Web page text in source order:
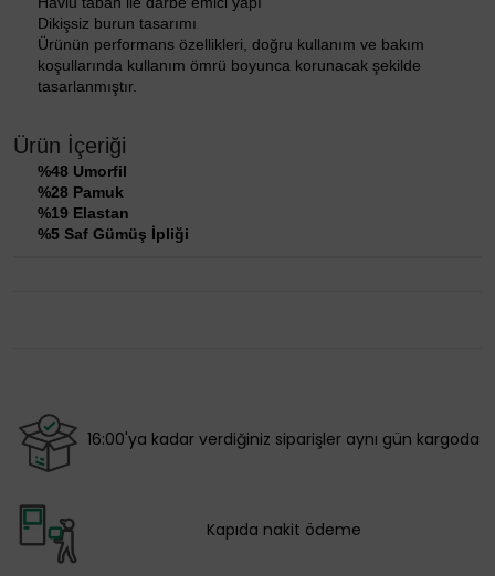
Dikişsiz burun tasarımı
Ürünün performans özellikleri, doğru kullanım ve bakım
koşullarında kullanım ömrü boyunca korunacak şekilde
tasarlanmıştır.
Ürün İçeriği
%48 Umorfil
%28 Pamuk
%19 Elastan
%5 Saf Gümüş İpliği
16:00'ya kadar verdiğiniz siparişler aynı gün kargoda
Kapıda nakit ödeme